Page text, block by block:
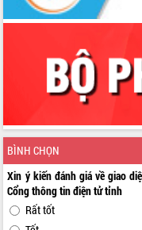
BÌNH CHỌN
Xin ý kiến đánh giá về giao
Cổng thông tin điện tử tỉnh
Rất tốt